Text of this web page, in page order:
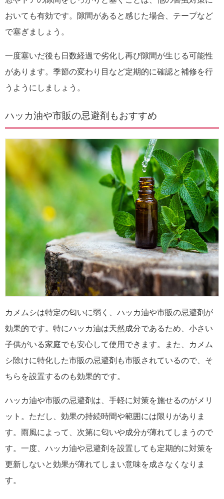
おいても有効です。隙間があると感じた場合、テープなど
で塞ぎましょう。
一度塞いだ後も日数経過で劣化し再び隙間が生じる可能性
があります。季節の変わり目など定期的に確認と補修を行
うようにしましょう。
ハッカ油や市販の忌避剤もおすすめ
カメムシは特定の匂いに弱く、ハッカ油や市販の忌避剤が
効果的です。特にハッカ油は天然成分であるため、小さい
子供がいる家庭でも安心して使用できます。また、カメム
シ除けに特化した市販の忌避剤も市販されているので、そ
ちらを設置するのも効果的です。
ハッカ油や市販の忌避剤は、手軽に対策を施せるのがメリ
ット。ただし、効果の持続時間や範囲には限りがありま
す。雨風によって、次第に匂いや成分が薄れてしまうので
す。一度、ハッカ油や忌避剤を設置しても定期的に対策を
更新しないと効果が薄れてしまい意味を成さなくなりま
す。